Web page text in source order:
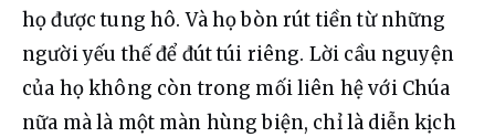
họ được tung hô. Và họ bòn rút tiền từ những
người yếu thế để đút túi riêng. Lời cầu nguyện
của họ không còn trong mối liên hệ với Chúa
nữa mà là một màn hùng biện, chỉ là diễn kịch